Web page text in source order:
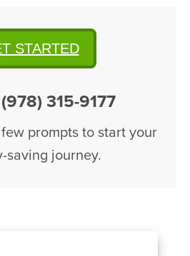
STARTED
315-9177
few prompts to start your
saving journey.